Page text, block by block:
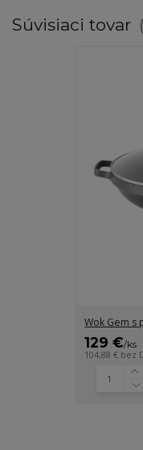
Súvisiaci tovar
Wok Gem s
129 €/ks
104,88 € bez